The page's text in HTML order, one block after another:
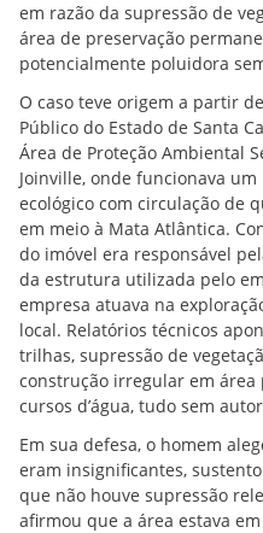
em razão da supressão de
área de preservação
potencialmente poluidora
O caso teve origem a partir
Público do Estado de Santa
Área de Proteção Ambiental
Joinville, onde funcionava
ecológico com circulação de
em meio à Mata Atlântica.
do imóvel era responsável
da estrutura utilizada pelo
empresa atuava na
local. Relatórios técnicos
trilhas, supressão de
construção irregular em
cursos d’água, tudo sem
Em sua defesa, o homem
eram insignificantes,
que não houve supressão
afirmou que a área estava